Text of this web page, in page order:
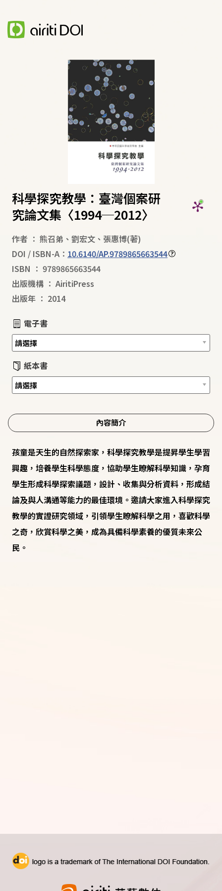
科學探究教學：臺灣個案研
究論文集〈1994─2012〉
作者 ： 熊召弟 、 劉宏文 、 張惠博(著)
DOI / ISBN-A： 10.6140/AP.9789865663544
ISBN ： 9789865663544
出版機構 ： AiritiPress
出版年 ： 2014
電子書
紙本書
內容簡介
孩童是天生的自然探索家，科學探究教學是提昇學生學習
興趣，培養學生科學態度，協助學生瞭解科學知識，孕育
學生形成科學探索議題，設計、收集與分析資料，形成結
論及與人溝通等能力的最佳環境。邀請大家進入科學探究
教學的實證研究領域，引領學生瞭解科學之用，喜歡科學
之奇，欣賞科學之美，成為具備科學素養的優質未來公
民。